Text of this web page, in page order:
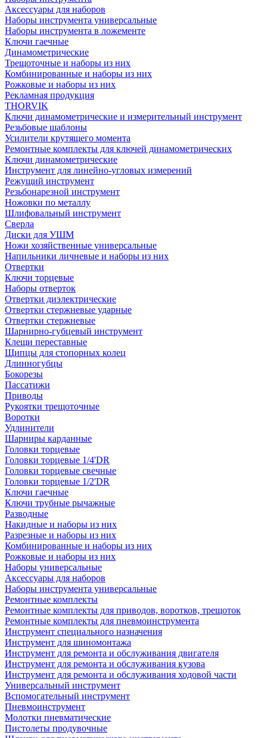
Аксессуары для наборов
Наборы инструмента универсальные
Наборы инструмента в ложементе
Ключи гаечные
Динамометрические
Трещоточные и наборы из них
Комбинированные и наборы из них
Рожковые и наборы из них
Рекламная продукция
THORVIK
Ключи динамометрические и измерительный инструмент
Резьбовые шаблоны
Усилители крутящего момента
Ремонтные комплекты для ключей динамометрических
Ключи динамометрические
Инструмент для линейно-угловых измерений
Режущий инструмент
Резьбонарезной инструмент
Ножовки по металлу
Шлифовальный инструмент
Сверла
Диски для УШМ
Ножи хозяйственные универсальные
Напильники личневые и наборы из них
Отвертки
Ключи торцевые
Наборы отверток
Отвертки диэлектрические
Отвертки стержневые ударные
Отвертки стержневые
Шарнирно-губцевый инструмент
Клещи переставные
Щипцы для стопорных колец
Длинногубцы
Бокорезы
Пассатижи
Приводы
Рукоятки трещоточные
Воротки
Удлинители
Шарниры карданные
Головки торцевые
Головки торцевые 1/4'DR
Головки торцевые свечные
Головки торцевые 1/2'DR
Ключи гаечные
Ключи трубные рычажные
Разводные
Накидные и наборы из них
Разрезные и наборы из них
Комбинированные и наборы из них
Рожковые и наборы из них
Наборы универсальные
Аксессуары для наборов
Наборы инструмента универсальные
Ремонтные комплекты
Ремонтные комплекты для приводов, воротков, трещоток
Ремонтные комплекты для пневмоинструмента
Инструмент специального назначения
Инструмент для шиномонтажа
Инструмент для ремонта и обслуживания двигателя
Инструмент для ремонта и обслуживания кузова
Инструмент для ремонта и обслуживания ходовой части
Универсальный инструмент
Вспомогательный инструмент
Пневмоинструмент
Молотки пневматические
Пистолеты продувочные